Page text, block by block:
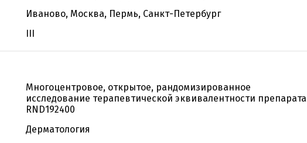
Иваново, Москва, Пермь, Санкт-Петербург
III
Многоцентровое, открытое, рандомизированное
исследование терапевтической эквивалентности препарата
RND192400
Дерматология